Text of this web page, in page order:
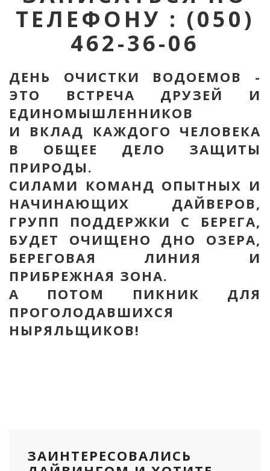
ТЕЛЕФОНУ : (050)
462-36-06
ДЕНЬ ОЧИСТКИ ВОДОЕМОВ -
ЭТО ВСТРЕЧА ДРУЗЕЙ И
ЕДИНОМЫШЛЕННИКОВ
И ВКЛАД КАЖДОГО ЧЕЛОВЕКА
В ОБЩЕЕ ДЕЛО ЗАЩИТЫ
ПРИРОДЫ.
СИЛАМИ КОМАНД ОПЫТНЫХ И
НАЧИНАЮЩИХ ДАЙВЕРОВ,
ГРУПП ПОДДЕРЖКИ С БЕРЕГА,
БУДЕТ ОЧИЩЕНО ДНО ОЗЕРА,
БЕРЕГОВАЯ ЛИНИЯ И
ПРИБРЕЖНАЯ ЗОНА.
А ПОТОМ ПИКНИК ДЛЯ
ПРОГОЛОДАВШИХСЯ
НЫРЯЛЬЩИКОВ!
ЗАИНТЕРЕСОВАЛИСЬ